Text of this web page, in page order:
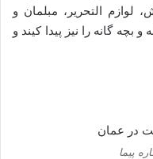
لوازم التحریر، مبلمان و
بچه گانه را نیز پیدا کیند و
پیما